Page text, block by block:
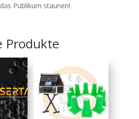
Publikum staunen!
Produkte